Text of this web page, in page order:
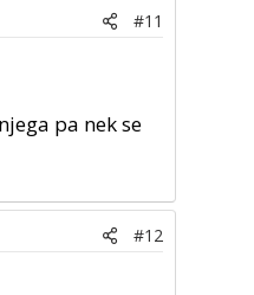
#11
pa nek se
#12